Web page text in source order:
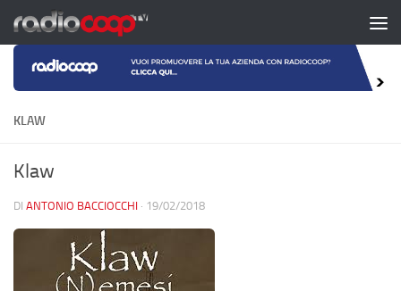
Salta al contenuto
KLAW
Klaw
DI ANTONIO BACCIOCCHI · 19/02/2018